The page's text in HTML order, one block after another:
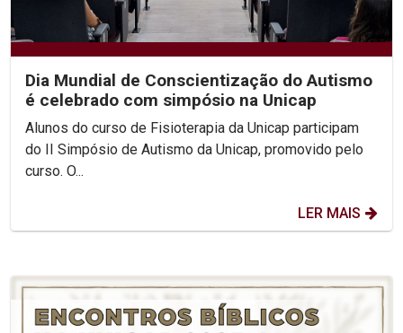
Dia Mundial de Conscientização do Autismo
é celebrado com simpósio na Unicap
Alunos do curso de Fisioterapia da Unicap participam
do II Simpósio de Autismo da Unicap, promovido pelo
curso. O...
LER MAIS